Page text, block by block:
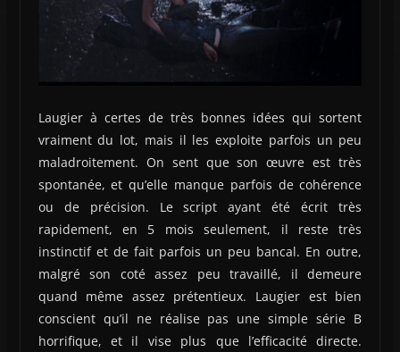
Laugier à certes de très bonnes idées qui sortent
vraiment du lot, mais il les exploite parfois un peu
maladroitement. On sent que son œuvre est très
spontanée, et qu’elle manque parfois de cohérence
ou de précision. Le script ayant été écrit très
rapidement, en 5 mois seulement, il reste très
instinctif et de fait parfois un peu bancal. En outre,
malgré son coté assez peu travaillé, il demeure
quand même assez prétentieux. Laugier est bien
conscient qu’il ne réalise pas une simple série B
horrifique, et il vise plus que l’efficacité directe.